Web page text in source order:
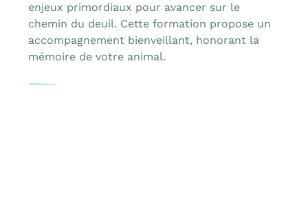
enjeux primordiaux pour avancer sur le
chemin du deuil. Cette formation propose un
accompagnement bienveillant, honorant la
mémoire de votre animal.